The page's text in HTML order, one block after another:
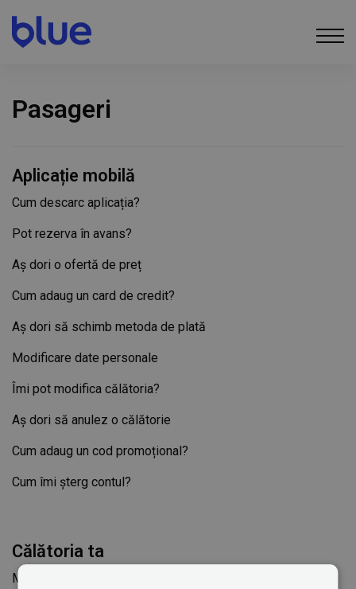
Pasageri
Aplicație mobilă
Cum descarc aplicația?
Pot rezerva în avans?
Aș dori o ofertă de preț
Cum adaug un card de credit?
Aș dori să schimb metoda de plată
Modificare date personale
Îmi pot modifica călătoria?
Aș dori să anulez o călătorie
Cum adaug un cod promoțional?
Cum îmi șterg contul?
Călătoria ta
Metode de plată